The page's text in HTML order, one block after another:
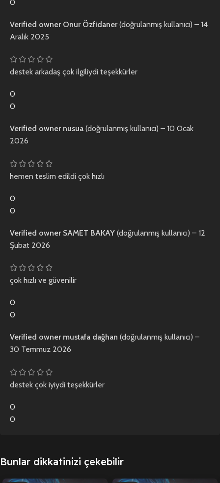
0
Verified owner Onur Özfidaner(doğrulanmış kullanıcı) – 14
Aralık 2025
destek arkadaş çok ilgiliydi teşekkürler
0
0
Verified owner nusua (doğrulanmış kullanıcı) – 10 Ocak
2026
hemen teslim edildi çok hızlı
0
0
Verified owner SAMET BAKAY (doğrulanmış kullanıcı) – 12
Şubat 2026
çok hızlı ve güvenilir
0
0
Verified owner mustafa dağhan (doğrulanmış kullanıcı) –
30 Temmuz 2026
destek çok iyiydi teşekkürler
0
0
Bunlar dikkatinizi çekebilir